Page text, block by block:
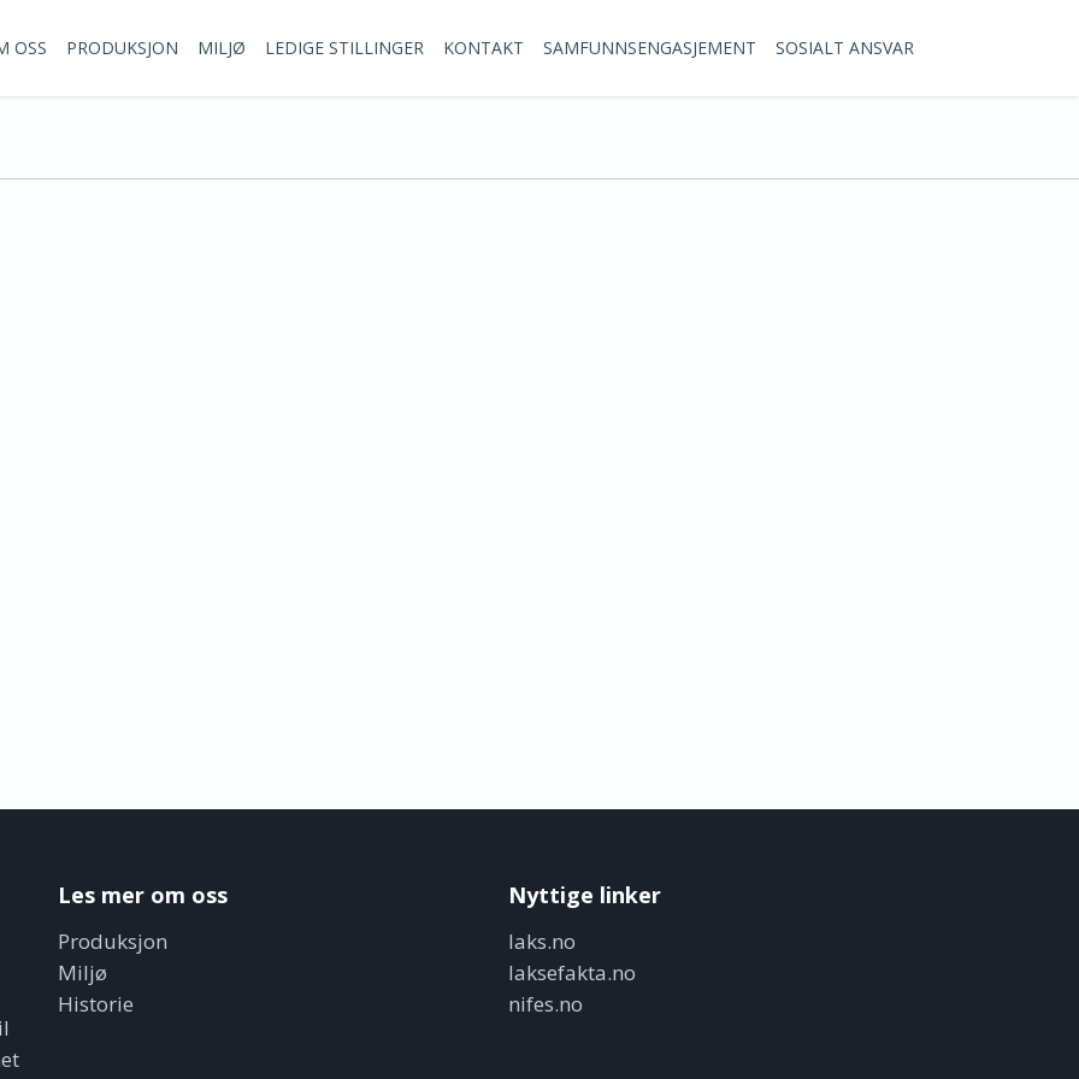
OSS PRODUKSJON MILJØ LEDIGE STILLINGER KONTAKT SAMFUNNSENGASJEMENT SOSIALT ANSVAR
Les mer om oss
Produksjon
Miljø
Historie
Nyttige linker
laks.no
laksefakta.no
nifes.no